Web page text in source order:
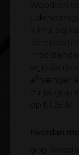
Woodlon
klima og
afhænger
miljø. gop
op til 25 år.
Hvordan
gop